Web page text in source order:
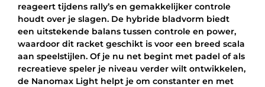
reageert tijdens rally’s en gemakkelijker controle
houdt over je slagen. De hybride bladvorm biedt
een uitstekende balans tussen controle en power,
waardoor dit racket geschikt is voor een breed scala
aan speelstijlen. Of je nu net begint met padel of als
recreatieve speler je niveau verder wilt ontwikkelen,
de Nanomax Light helpt je om constanter en met